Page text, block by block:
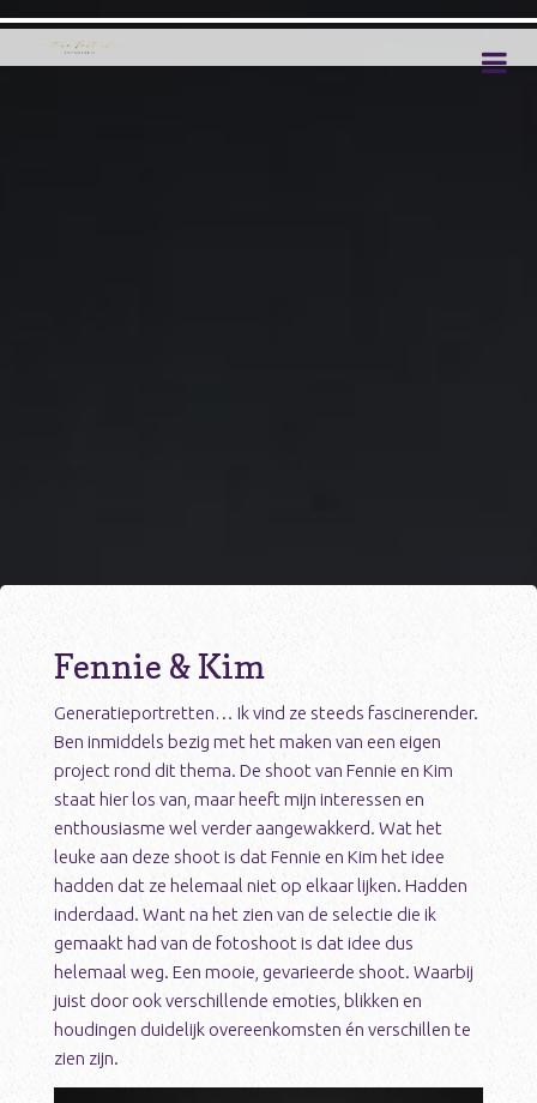
Fennie & Kim
Generatieportretten… Ik vind ze steeds fascinerender.
Ben inmiddels bezig met het maken van een eigen
project rond dit thema. De shoot van Fennie en Kim
staat hier los van, maar heeft mijn interessen en
enthousiasme wel verder aangewakkerd. Wat het
leuke aan deze shoot is dat Fennie en Kim het idee
hadden dat ze helemaal niet op elkaar lijken. Hadden
inderdaad. Want na het zien van de selectie die ik
gemaakt had van de fotoshoot is dat idee dus
helemaal weg. Een mooie, gevarieerde shoot. Waarbij
juist door ook verschillende emoties, blikken en
houdingen duidelijk overeenkomsten én verschillen te
zien zijn.